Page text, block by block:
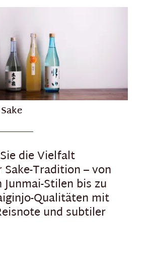
die Vielfalt
Tradition – von
Junmai-Stilen bis zu
Qualitäten mit
und subtiler